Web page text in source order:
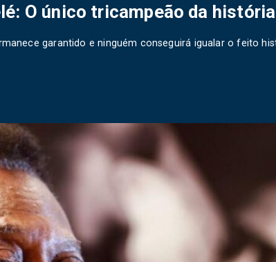
O único tricampeão da
garantido e ninguém conseguirá igualar o feito